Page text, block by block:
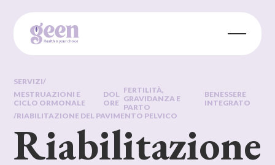
SERVIZI/
MESTRUAZIONI E
CICLO ORMONALE
DOL
ORE
FERTILITÀ,
GRAVIDANZA E
PARTO
BENESSERE
INTEGRATO
/RIABILITAZIONE DEL PAVIMENTO PELVICO
Riabilitazione